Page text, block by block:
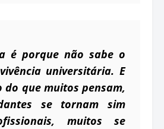
é porque não sabe o
universitária. E
que muitos pensam,
se tornam sim
muitos se